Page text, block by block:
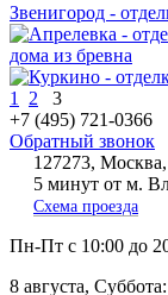
Звенигород -
дома из бревна
1
2
3
+7 (495) 721-0366
Обратный звонок
127273,
5 минут от м.
Схема проезда
Пн-Пт с 10:00 до
8 августа, Суббота: